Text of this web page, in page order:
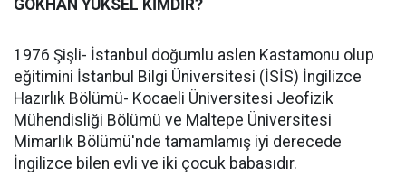
GÖKHAN YÜKSEL KİMDİR?
1976 Şişli- İstanbul doğumlu aslen Kastamonu olup
eğitimini İstanbul Bilgi Üniversitesi (İSİS) İngilizce
Hazırlık Bölümü- Kocaeli Üniversitesi Jeofizik
Mühendisliği Bölümü ve Maltepe Üniversitesi
Mimarlık Bölümü'nde tamamlamış iyi derecede
İngilizce bilen evli ve iki çocuk babasıdır.